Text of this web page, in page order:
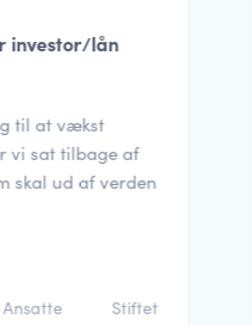
investor/lån
til at vækst
vi sat tilbage af
skal ud af verden
Ansatte Stiftet